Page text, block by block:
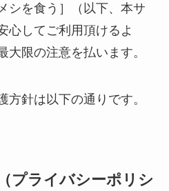
シを食う］（以下、本サ
心してご利用頂けるよ
大限の注意を払います。
方針は以下の通りです。
プライバシーポリシ